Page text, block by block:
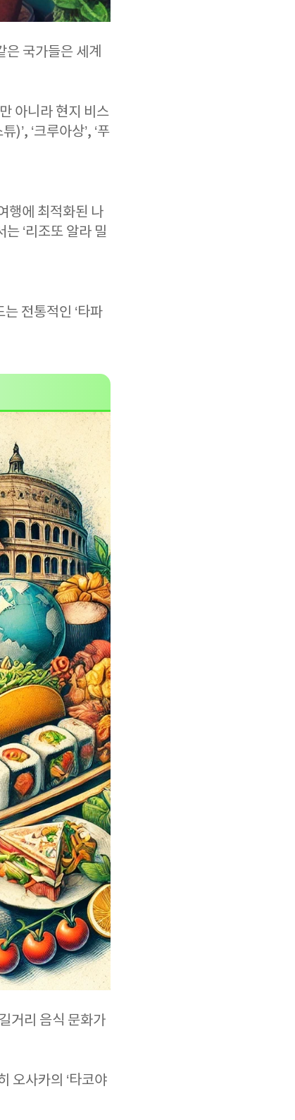
국가들은 세계
아니라 현지 비스
‘크루아상’, ‘푸
행에 최적화된 나
는 ‘리조또 알라 밀
전통적인 ‘타파
거리 음식 문화가
오사카의 ‘타코야